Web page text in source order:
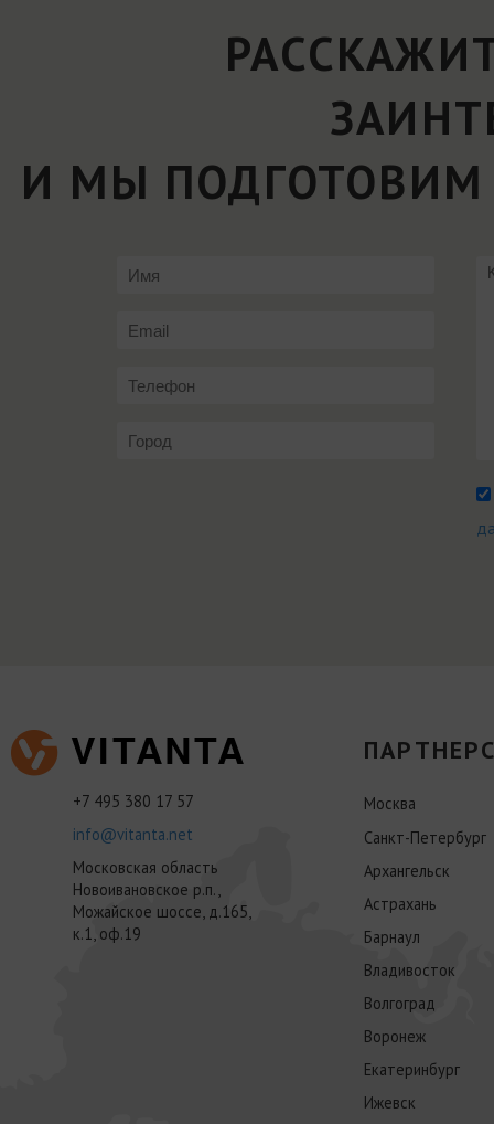
И МЫ ПОДГОТОВИМ
+7 495 380 17 57
info@vitanta.net
Московская область
Новоивановское р.п.,
Можайское шоссе, д.165,
к.1, оф.19
Москва
Санкт-Петербург
Архангельск
Астрахань
Барнаул
Владивосток
Волгоград
Воронеж
Екатеринбург
Ижевск